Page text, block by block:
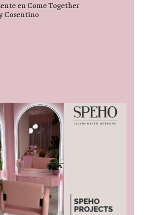
en Come Together
Cosentino